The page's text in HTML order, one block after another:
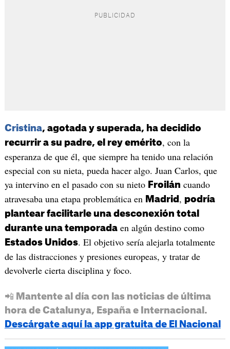
Cristina, agotada y superada, ha decidido
recurrir a su padre, el rey emérito, con la
esperanza de que él, que siempre ha tenido una relación
especial con su nieta, pueda hacer algo. Juan Carlos, que
ya intervino en el pasado con su nieto Froilán cuando
atravesaba una etapa problemática en Madrid , podría
plantear facilitarle una desconexión total
durante una temporadaen algún destino como
Estados Unidos. El objetivo sería alejarla totalmente
de las distracciones y presiones europeas, y tratar de
devolverle cierta disciplina y foco.
📲 Mantente al día con las noticias de última
hora de Catalunya, España e Internacional.
Descárgate aquí la app gratuita de El Nacional